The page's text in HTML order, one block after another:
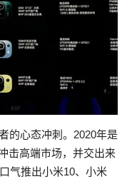
的心态冲刺。2020年是
击高端市场，并交出来
气推出小米10、小米